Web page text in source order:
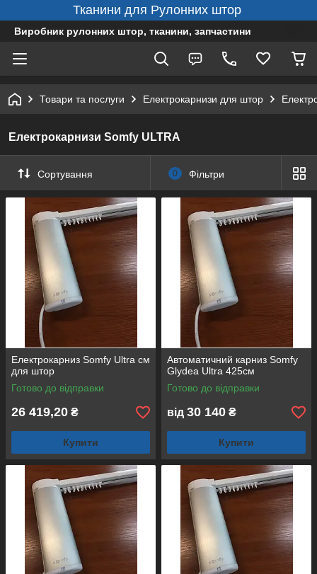
Тканини для Рулонних штор
Виробник рулонних штор, тканини, запчастини
Товари та послуги Електрокарнизи для штор
Електрокарнизи Somfy ULTRA
Сортування 0 Фільтри
Електрокарниз Somfy Ultra см
для штор
Готово до відправки
26 419,20 ₴
Купити
Автоматичний карниз Somfy
Glydea Ultra 425см
Готово до відправки
від 30 140 ₴
Купити